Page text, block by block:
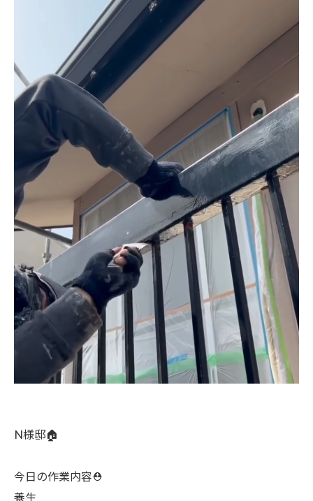
N様邸🏠
今日の作業内容⛑️
養生